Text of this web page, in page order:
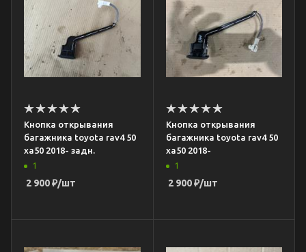
Кнопка открывания
багажника toyota rav4 50
xa50 2018- задн.
1
2 900₽/шт
Кнопка открывания
багажника toyota rav4 50
xa50 2018-
1
2 900₽/шт